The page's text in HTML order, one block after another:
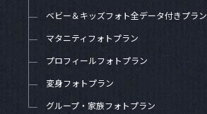
ベビー＆キッズフォト全データ付きプラン
マタニティフォトプラン
プロフィールフォトプラン
変身フォトプラン
グループ・家族フォトプラン